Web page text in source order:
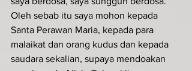
Oleh sebab itu saya mohon kepada
Santa Perawan Maria, kepada para
malaikat dan orang kudus dan kepada
saudara sekalian, supaya mendoakan